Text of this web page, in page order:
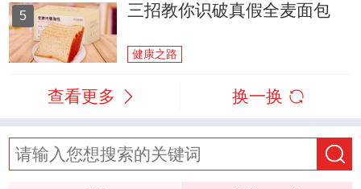
5 三招教你识破真假全麦面包
健康之路
查看更多 换一换